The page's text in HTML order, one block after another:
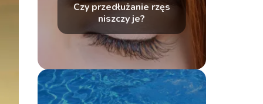
Czy przedłużanie rzęs
niszczy je?